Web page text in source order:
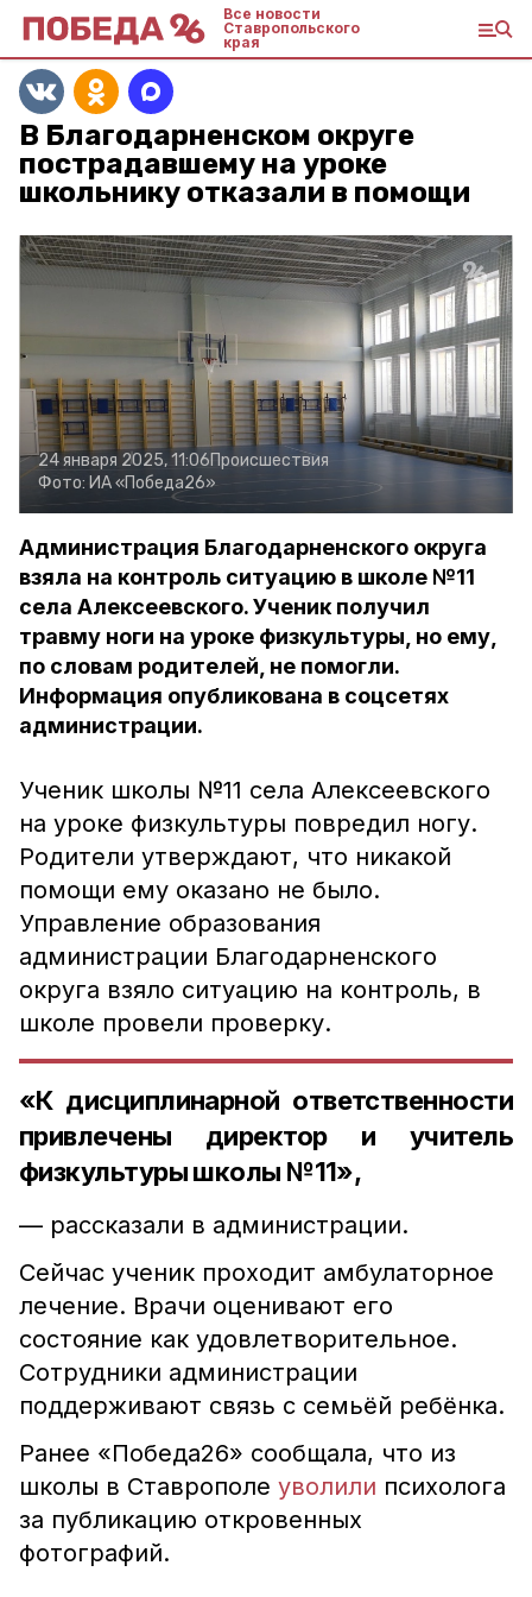
Все новости
Ставропольского
края
В Благодарненском округе
пострадавшему на уроке
школьнику отказали в помощи
24 января 2025, 11:06Происшествия
Фото: ИА «Победа26»
Администрация Благодарненского округа
взяла на контроль ситуацию в школе №11
села Алексеевского. Ученик получил
травму ноги на уроке физкультуры, но ему,
по словам родителей, не помогли.
Информация опубликована в соцсетях
администрации.
Ученик школы №11 села Алексеевского
на уроке физкультуры повредил ногу.
Родители утверждают, что никакой
помощи ему оказано не было.
Управление образования
администрации Благодарненского
округа взяло ситуацию на контроль, в
школе провели проверку.
«К дисциплинарной ответственности
привлечены директор и учитель
физкультуры школы №11»,
— рассказали в администрации.
Сейчас ученик проходит амбулаторное
лечение. Врачи оценивают его
состояние как удовлетворительное.
Сотрудники администрации
поддерживают связь с семьёй ребёнка.
Ранее «Победа26» сообщала, что из
школы в Ставрополе уволили психолога
за публикацию откровенных
фотографий.